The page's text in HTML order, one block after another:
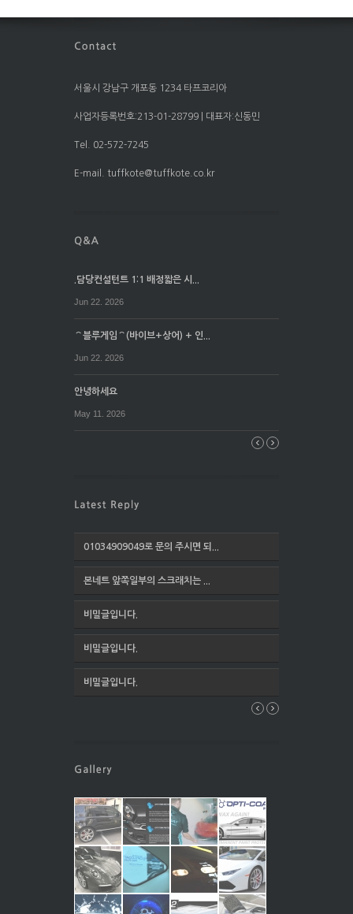
서울시 강남구 개포동 1234 타프코리아
사업자등록번호:213-01-28799 | 대표자:신동민
Tel. 02-572-7245
E-mail. tuffkote@tuffkote.co.kr
.담당컨설턴트 1:1 배정짧은 시...
Jun 22. 2026
⌒블루게임⌒(바이브+상어) + 인...
Jun 22. 2026
안녕하세요
May 11. 2026
01034909049로 문의 주시면 되...
본네트 앞쪽일부의 스크래치는 ...
비밀글입니다.
비밀글입니다.
비밀글입니다.